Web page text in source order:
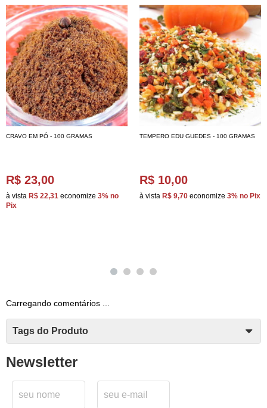
CRAVO EM PÓ - 100 GRAMAS
R$ 23,00
à vista R$ 22,31 economize 3% no
Pix
TEMPERO EDU GUEDES - 100 GRAMAS
R$ 10,00
à vista R$ 9,70 economize 3% no Pix
Carregando comentários ...
Tags do Produto
Newsletter